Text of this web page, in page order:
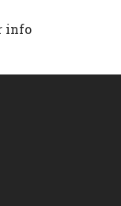
info